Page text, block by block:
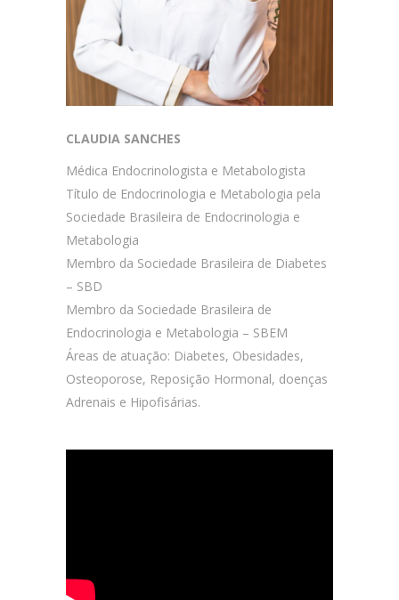
CLAUDIA SANCHES
Médica Endocrinologista e Metabologista
Título de Endocrinologia e Metabologia pela
Sociedade Brasileira de Endocrinologia e
Metabologia
Membro da Sociedade Brasileira de Diabetes
– SBD
Membro da Sociedade Brasileira de
Endocrinologia e Metabologia – SBEM
Áreas de atuação: Diabetes, Obesidades,
Osteoporose, Reposição Hormonal, doenças
Adrenais e Hipofisárias.